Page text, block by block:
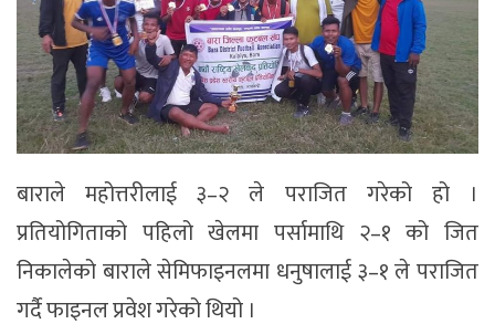
बाराले महोत्तरीलाई ३–२ ले पराजित गरेको हो ।
प्रतियोगिताको पहिलो खेलमा पर्सामाथि २–१ को जित
निकालेको बाराले सेमिफाइनलमा धनुषालाई ३–१ ले पराजित
गर्दै फाइनल प्रवेश गरेको थियो ।